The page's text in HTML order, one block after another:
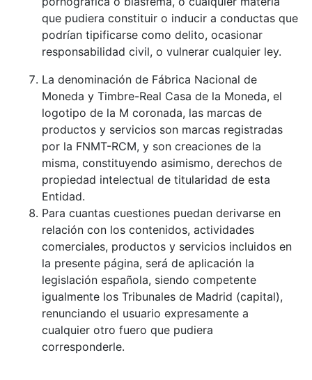
que pudiera constituir o inducir a conductas que
podrían tipificarse como delito, ocasionar
responsabilidad civil, o vulnerar cualquier ley.
La denominación de Fábrica Nacional de
Moneda y Timbre-Real Casa de la Moneda, el
logotipo de la M coronada, las marcas de
productos y servicios son marcas registradas
por la FNMT-RCM, y son creaciones de la
misma, constituyendo asimismo, derechos de
propiedad intelectual de titularidad de esta
Entidad.
Para cuantas cuestiones puedan derivarse en
relación con los contenidos, actividades
comerciales, productos y servicios incluidos en
la presente página, será de aplicación la
legislación española, siendo competente
igualmente los Tribunales de Madrid (capital),
renunciando el usuario expresamente a
cualquier otro fuero que pudiera
corresponderle.